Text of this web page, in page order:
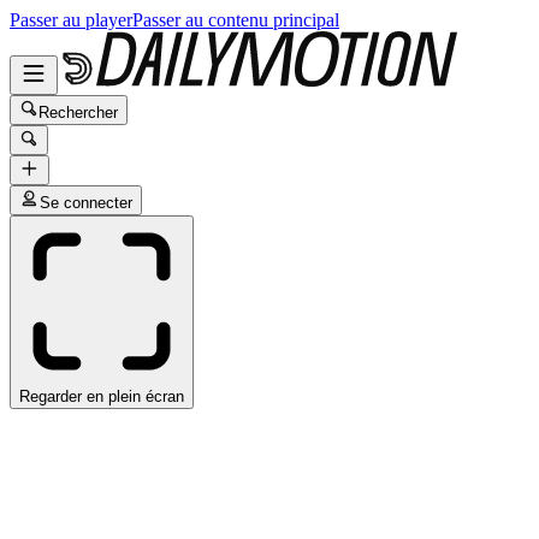
Passer au playerPasser au contenu principal
Rechercher
Se connecter
Regarder en plein écran